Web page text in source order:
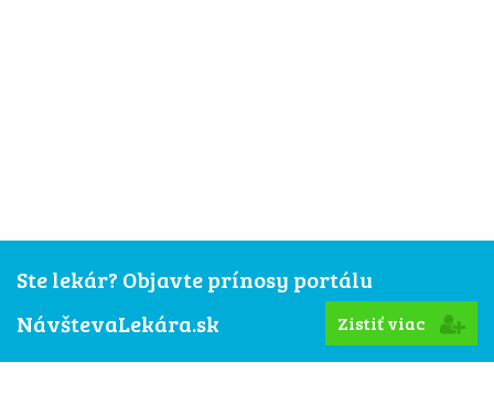
Ste lekár? Objavte prínosy portálu
NávštevaLekára.sk
Zistiť viac